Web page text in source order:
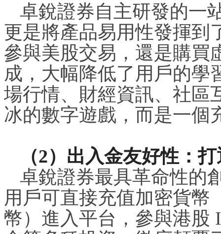
卓銳證券自主研發的一
更是將產品易用性發揮到
參與美股交易，還是購買
成，大幅降低了用戶的學
場行情、財經資訊、社區
冰的數字遊戲，而是一個
（2）出入金友好性：
卓銳證券最具革命性的
用戶可直接充值加密貨幣
幣）進入平台，參與港股